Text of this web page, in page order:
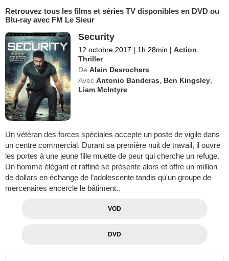
Retrouvez tous les films et séries TV disponibles en DVD ou
Blu-ray avec FM Le Sieur
Security
12 octobre 2017 | 1h 28min | Action
Thriller
De Alain Desrochers
Avec Antonio Banderas Ben Kingsley
Liam McIntyre
Un vétéran des forces spéciales accepte un poste de vigile dans
un centre commercial. Durant sa première nuit de travail, il ouvre
les portes à une jeune fille muette de peur qui cherche un refuge.
Un homme élégant et raffiné se présente alors et offre un million
de dollars en échange de l’adolescente tandis qu'un groupe de
mercenaires encercle le bâtiment..
VOD
DVD